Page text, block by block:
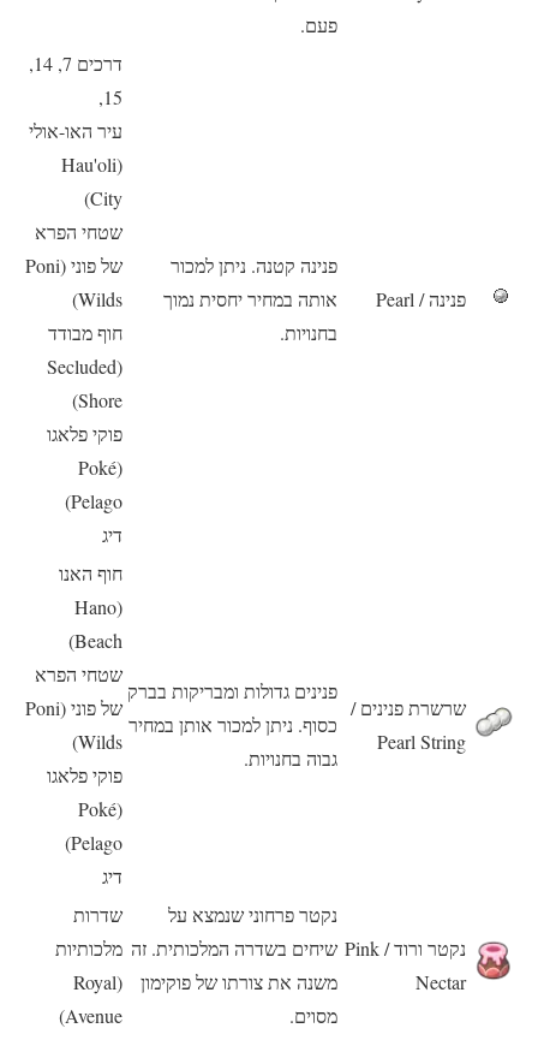
פעם.
פנינה / Pearl
פנינה קטנה. ניתן למכור
אותה במחיר יחסית נמוך
בחנויות.
דרכים 7, 14,
15,
עיר האו-אולי
(Hau'oli
City)
שטחי הפרא
של פוני (Poni
Wilds)
חוף מבודד
(Secluded
Shore)
פוקי פלאגו
(Poké
Pelago)
דיג
שרשרת פנינים /
Pearl String
פנינים גדולות ומבריקות בברק
כסוף. ניתן למכור אותן במחיר
גבוה בחנויות.
חוף האנו
(Hano
Beach)
שטחי הפרא
של פוני (Poni
Wilds)
פוקי פלאגו
(Poké
Pelago)
דיג
נקטר ורוד / Pink
Nectar
נקטר פרחוני שנמצא על
שיחים בשדרה המלכותית. זה
משנה את צורתו של פוקימון
מסוים.
שדרות
מלכותיות
(Royal
Avenue)